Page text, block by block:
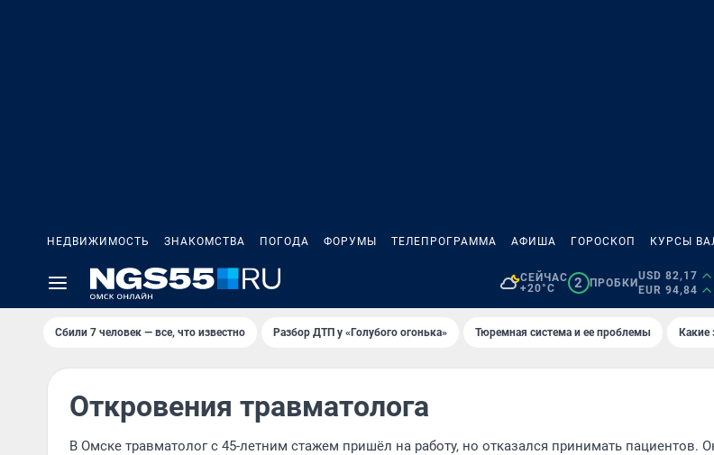
НЕДВИЖИМОСТЬ ЗНАКОМСТВА ПОГОДА ФОРУМЫ ТЕЛЕПРОГРАММА АФИША ГОРОСКОП КУРСЫ
СЕЙЧАС
+20°C
2 ПРОБКИ
USD 82,17
EUR 94,84
Сбили 7 человек — все, что известно Разбор ДТП у «Голубого огонька» Тюремная система и ее проблемы Какие
Откровения травматолога
В Омске травматолог с 45-летним стажем пришёл на работу, но отказался принимать пациентов.